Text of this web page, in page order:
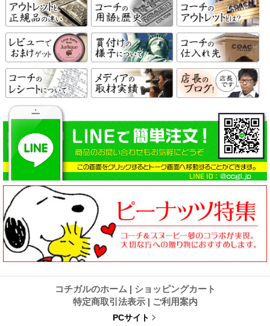
コチガルのホーム | ショッピングカート
特定商取引法表示 | ご利用案内
PCサイト